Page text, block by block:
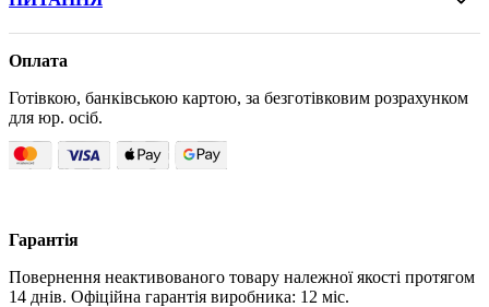
Оплата
Готівкою, банківською картою, за безготівковим розрахунком
для юр. осіб.
Гарантія
Повернення неактивованого товару належної якості протягом
14 днів. Офіційна гарантія виробника: 12 міс.